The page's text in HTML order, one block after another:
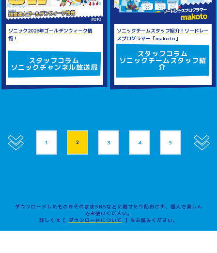
ソニック2026年ゴールデンウィーク情
報！
スタッフコラム
ソニックチャンネル放送局
ソニックチームスタッフ紹介！リードレー
スプログラマー「makoto」
スタッフコラム
ソニックチームスタッフ紹
介
1 2 3 4 5
ダウンロードしたものをそのままSNSなどに載せたり配布せず、個人で楽しん
でお使いください。
詳しくは【 ダウンロードについて 】をお読みください。